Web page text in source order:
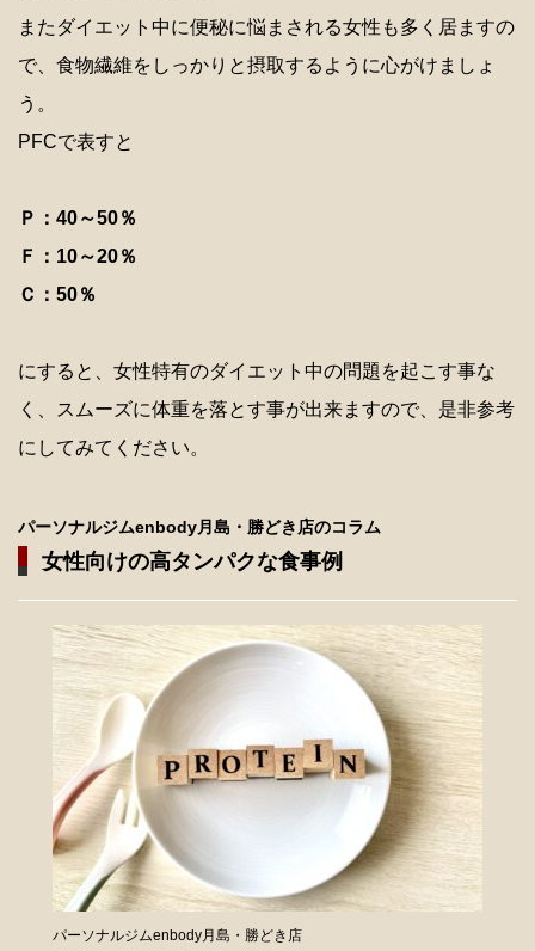
またダイエット中に便秘に悩まされる女性も多く居ますの
で、食物繊維をしっかりと摂取するように心がけましょ
う。
PFCで表すと
Ｐ：40～50％
Ｆ：10～20％
Ｃ：50％
にすると、女性特有のダイエット中の問題を起こす事な
く、スムーズに体重を落とす事が出来ますので、是非参考
にしてみてください。
パーソナルジムenbody月島・勝どき店のコラム
女性向けの高タンパクな食事例
パーソナルジムenbody月島・勝どき店